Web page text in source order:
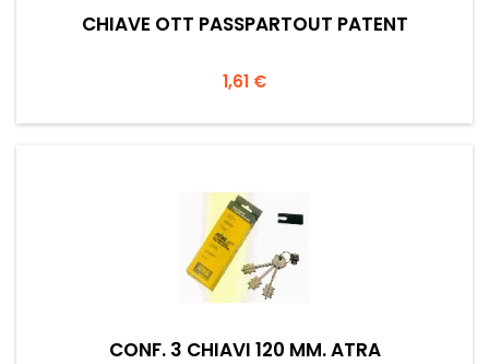
CHIAVE OTT PASSPARTOUT PATENT
Prezzo
1,61 €
CONF. 3 CHIAVI 120 MM. ATRA